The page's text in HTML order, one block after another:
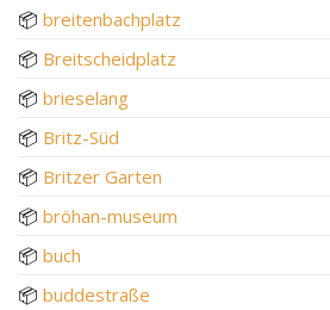
📦 breitenbachplatz
📦 Breitscheidplatz
📦 brieselang
📦 Britz-Süd
📦 Britzer Garten
📦 bröhan-museum
📦 buch
📦 buddestraße